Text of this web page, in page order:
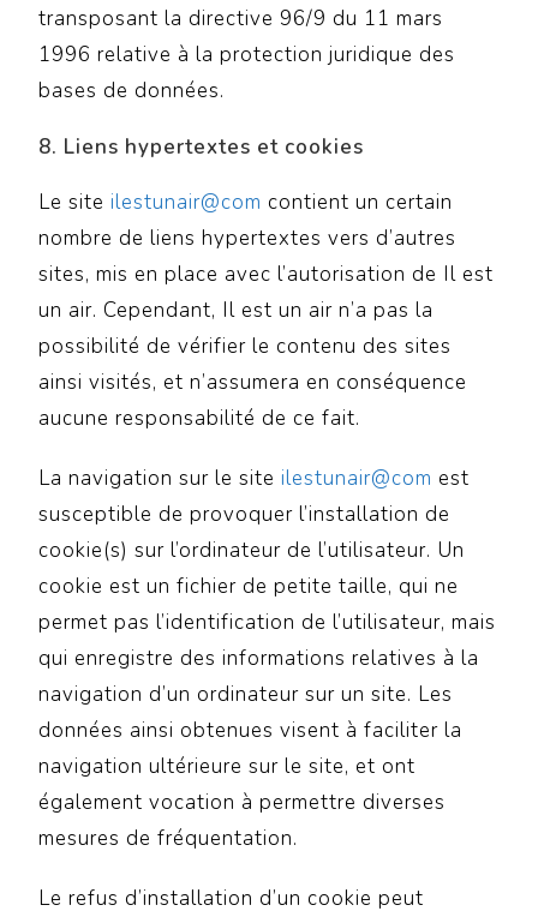
transposant la directive 96/9 du 11 mars
1996 relative à la protection juridique des
bases de données.
8. Liens hypertextes et cookies
Le siteilestunair@com contient un certain
nombre de liens hypertextes vers d’autres
sites, mis en place avec l’autorisation de Il est
un air. Cependant, Il est un air n’a pas la
possibilité de vérifier le contenu des sites
ainsi visités, et n’assumera en conséquence
aucune responsabilité de ce fait.
La navigation sur le siteilestunair@com est
susceptible de provoquer l’installation de
cookie(s) sur l’ordinateur de l’utilisateur. Un
cookie est un fichier de petite taille, qui ne
permet pas l’identification de l’utilisateur, mais
qui enregistre des informations relatives à la
navigation d’un ordinateur sur un site. Les
données ainsi obtenues visent à faciliter la
navigation ultérieure sur le site, et ont
également vocation à permettre diverses
mesures de fréquentation.
Le refus d’installation d’un cookie peut